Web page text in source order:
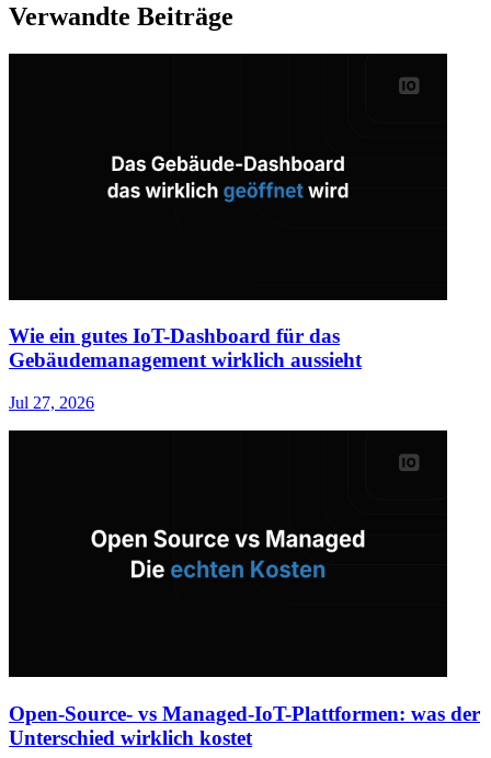
Verwandte Beiträge
Wie ein gutes IoT-Dashboard für das
Gebäudemanagement wirklich aussieht
Jul 27, 2026
Open-Source- vs Managed-IoT-Plattformen: was der
Unterschied wirklich kostet